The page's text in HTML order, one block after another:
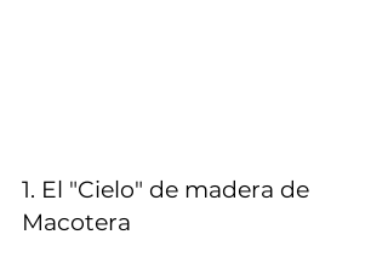
1. El "Cielo" de madera de
Macotera